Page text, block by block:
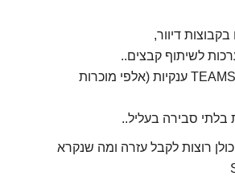
דיוור,
לשיתוף קבצים..
דברים שבקבוצות TEAMS ענקיות (אלפי מוכרות
בלתי סבירה בעליל..
כולן רוצות לקבל עזרה ומה שנקרא